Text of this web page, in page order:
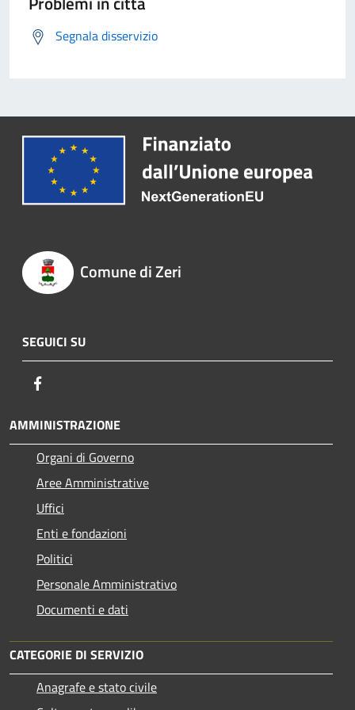
Segnala disservizio
Comune di Zeri
SEGUICI SU
AMMINISTRAZIONE
Organi di Governo
Aree Amministrative
Uffici
Enti e fondazioni
Politici
Personale Amministrativo
Documenti e dati
CATEGORIE DI SERVIZIO
Anagrafe e stato civile